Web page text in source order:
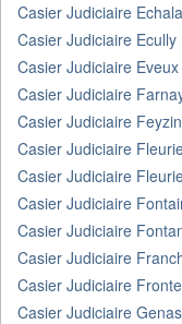
Casier Judiciaire
Casier Judiciaire Ecully
Casier Judiciaire
Casier Judiciaire
Casier Judiciaire
Casier Judiciaire
Casier Judiciaire
Casier Judiciaire
Casier Judiciaire
Casier Judiciaire
Casier Judiciaire
Casier Judiciaire